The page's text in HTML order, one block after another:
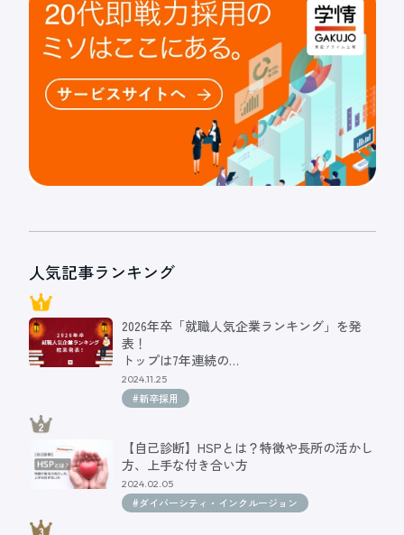
人気記事ランキング
2026年卒「就職人気企業ランキング」を発
表！
トップは7年連続の…
2024.11.25
#新卒採用
【自己診断】HSPとは？特徴や長所の活かし
方、上手な付き合い方
2024.02.05
#ダイバーシティ・インクルージョン